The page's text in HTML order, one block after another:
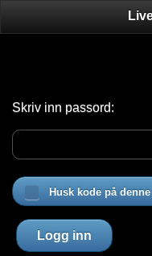
Skriv inn passord:
Husk kode på
Logg inn